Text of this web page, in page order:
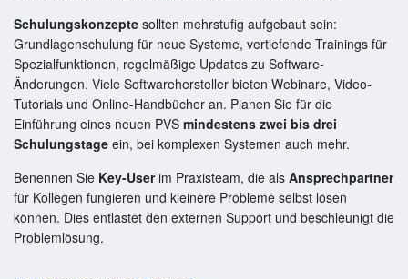
Schulungskonzepte sollten mehrstufig aufgebaut sein:
Grundlagenschulung für neue Systeme, vertiefende Trainings für
Spezialfunktionen, regelmäßige Updates zu Software-
Änderungen. Viele Softwarehersteller bieten Webinare, Video-
Tutorials und Online-Handbücher an. Planen Sie für die
Einführung eines neuen PVS mindestens zwei bis drei
Schulungstage ein, bei komplexen Systemen auch mehr.
Benennen Sie Key-Userim Praxisteam, die als Ansprechpartner
für Kollegen fungieren und kleinere Probleme selbst lösen
können. Dies entlastet den externen Support und beschleunigt die
Problemlösung.